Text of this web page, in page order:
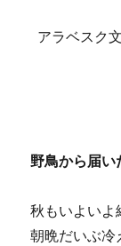
アラベスク
野鳥から届い
秋もいよいよ
朝晩だいぶ冷